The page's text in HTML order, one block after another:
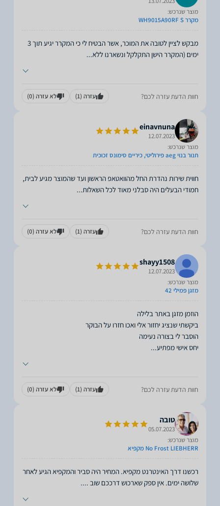
מוצר שנרכש:
מקרר WH9015A90RF S
מבקש לציין לטובה את המוכר, אשר הבטיח לי כי המקרר יגיע תוך 3
ימים (המקרר הישן התקלקל ונשארנו ללא...
חוות הדעת עזרה לכם? עזרה (1) לא עזרה (0)
einavnuna
12.07.2023
מוצר שנרכש:
תנור בנוי aeg פירוליטי, כיריים סימונס זכוכית
חווית שירות נהדרת החל מהוואטאפ הראשון ועד שהמוצר מגיע לבית,
חמודי הבעלים היה סבלני מאוד לכל השאלות...
חוות הדעת עזרה לכם? עזרה (1) לא עזרה (0)
shayy1508
12.07.2023
מוצר שנרכש:
מזגן פמילי 42
יחס אישי מפתיע...
חוות הדעת עזרה לכם? עזרה (1) לא עזרה (0)
טובה
05.07.2023
מוצר שנרכש:
No Frost LIEBHERR מקפיא
רכשנו דרך האינטרנט מקפיא. המחיר היה סביר והמקפיא הגיע לאחר
שלושה ימים. אין ספק שארכוש דרככם שוב ....